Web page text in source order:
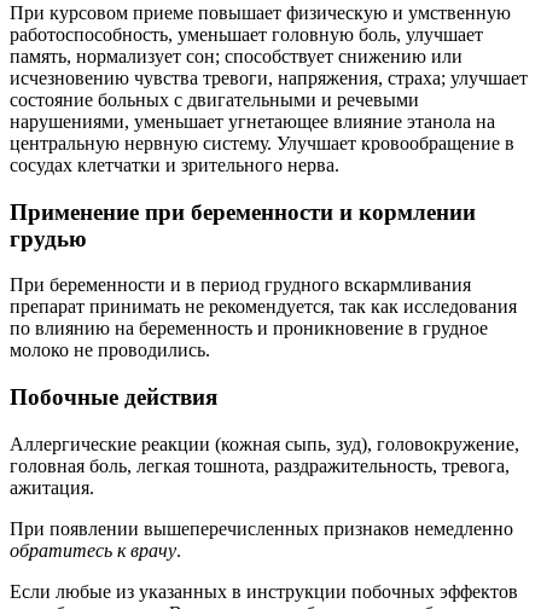
При курсовом приеме повышает физическую и умственную
работоспособность, уменьшает головную боль, улучшает
память, нормализует сон; способствует снижению или
исчезновению чувства тревоги, напряжения, страха; улучшает
состояние больных с двигательными и речевыми
нарушениями, уменьшает угнетающее влияние этанола на
центральную нервную систему. Улучшает кровообращение в
сосудах клетчатки и зрительного нерва.
Применение при беременности и кормлении
грудью
При беременности и в период грудного вскармливания
препарат принимать не рекомендуется, так как исследования
по влиянию на беременность и проникновение в грудное
молоко не проводились.
Побочные действия
Аллергические реакции (кожная сыпь, зуд), головокружение,
головная боль, легкая тошнота, раздражительность, тревога,
ажитация.
При появлении вышеперечисленных признаков немедленно
обратитесь к врачу.
Если любые из указанных в инструкции побочных эффектов